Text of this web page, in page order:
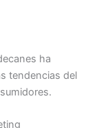
ha
tendencias del